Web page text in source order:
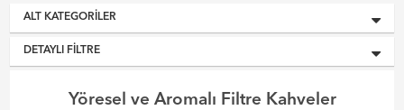
ALT KATEGORILER
DETAYLI FILTRE
Yöresel ve Aromalı Filtre Kahveler